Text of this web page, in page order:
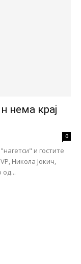
нема крај
0
и гостите
Никола Јокич,
од...